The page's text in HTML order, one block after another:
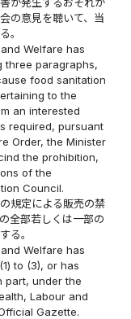
の意見を聴いて、当
。
Welfare has
three paragraphs,
food sanitation
to the
an interested
required, pursuant
Order, the Minister
the prohibition,
of the
Council.
規定による販売の禁
全部若しくは一部の
る。
Welfare has
to (3), or has
part, under the
Labour and
Gazette.